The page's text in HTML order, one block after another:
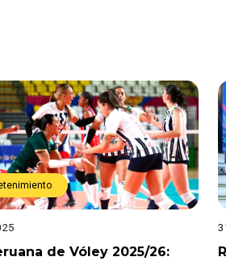
de Vóley 2025/26: